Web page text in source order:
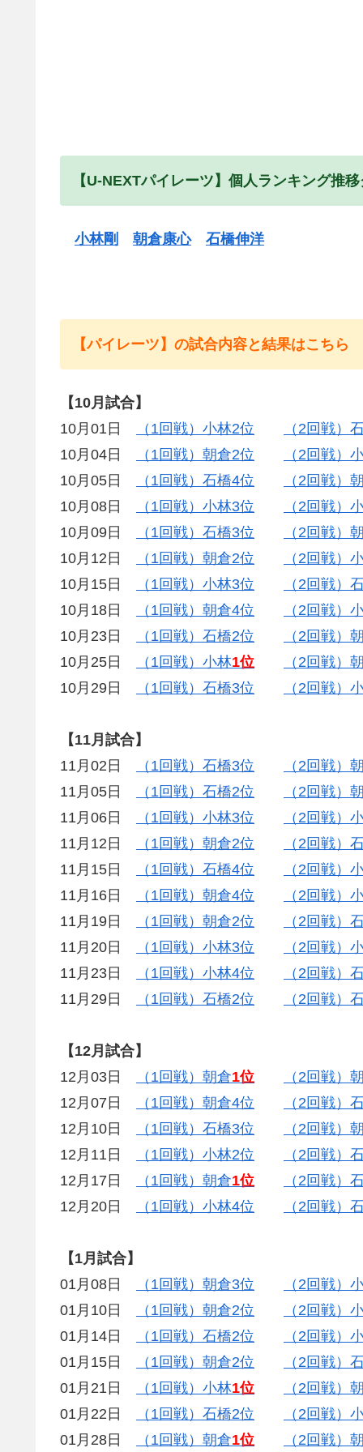
【U-NEXTパイレーツ】個人ランキング推
小林剛 朝倉康心 石橋伸洋
【パイレーツ】の試合内容と結果はこちら
【10月試合】
10月01日
（1回戦）小林2位
（2回戦）
10月04日
（1回戦）朝倉2位
（2回戦）
10月05日
（1回戦）石橋4位
（2回戦）
10月08日
（1回戦）小林3位
（2回戦）
10月09日
（1回戦）石橋3位
（2回戦）
10月12日
（1回戦）朝倉2位
（2回戦）
10月15日
（1回戦）小林3位
（2回戦）
10月18日
（1回戦）朝倉4位
（2回戦）
10月23日
（1回戦）石橋2位
（2回戦）
10月25日
（1回戦）小林1位
（2回戦）
10月29日
（1回戦）石橋3位 （2回戦）
【11月試合】
11月02日
（1回戦）石橋3位
（2回戦）
11月05日
（1回戦）石橋2位
（2回戦）
11月06日
（1回戦）小林3位
（2回戦）
11月12日
（1回戦）朝倉2位
（2回戦）
11月15日
（1回戦）石橋4位
（2回戦）
11月16日
（1回戦）朝倉4位
（2回戦）
11月19日
（1回戦）朝倉2位
（2回戦）
11月20日
（1回戦）小林3位
（2回戦）
11月23日
（1回戦）小林4位
（2回戦）
11月29日
（1回戦）石橋2位 （2回戦）
【12月試合】
12月03日
（1回戦）朝倉1位
（2回戦）
12月07日
（1回戦）朝倉4位
（2回戦）
12月10日
（1回戦）石橋3位
（2回戦）
12月11日
（1回戦）小林2位
（2回戦）
12月17日
（1回戦）朝倉1位
（2回戦）
12月20日
（1回戦）小林4位 （2回戦）
【1月試合】
01月08日
（1回戦）朝倉3位
（2回戦）
01月10日
（1回戦）朝倉2位
（2回戦）
01月14日
（1回戦）石橋2位
（2回戦）
01月15日
（1回戦）朝倉2位
（2回戦）
01月21日
（1回戦）小林1位
（2回戦）
01月22日
（1回戦）石橋2位
（2回戦）
01月28日
（1回戦）朝倉1位 （2回戦）